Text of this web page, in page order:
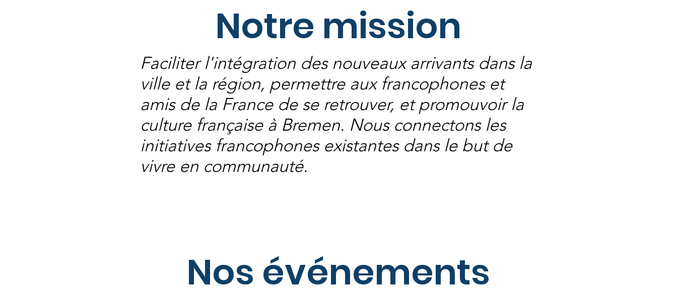
Notre mission
Faciliter l'intégration des nouveaux arrivants dans la
ville et la région, permettre aux francophones et
amis de la France de se retrouver, et promouvoir la
culture française à Bremen. Nous connectons les
initiatives francophones existantes dans le but de
vivre en communauté.
Nos événements